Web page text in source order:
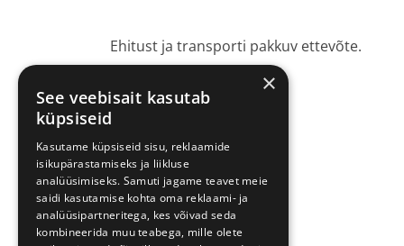
Ehitust ja transporti pakkuv ettevõte.
×
See veebisait kasutab
küpsiseid
Kasutame küpsiseid sisu, reklaamide
isikupärastamiseks ja liikluse
analüüsimiseks. Samuti jagame teavet meie
saidi kasutamise kohta oma reklaami- ja
analüüsipartneritega, kes võivad seda
kombineerida muu teabega, mille olete